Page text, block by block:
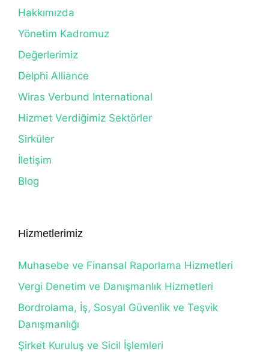
Hakkımızda
Yönetim Kadromuz
Değerlerimiz
Delphi Alliance
Wiras Verbund International
Hizmet Verdiğimiz Sektörler
Sirküler
İletişim
Blog
Hizmetlerimiz
Muhasebe ve Finansal Raporlama Hizmetleri
Vergi Denetim ve Danışmanlık Hizmetleri
Bordrolama, İş, Sosyal Güvenlik ve Teşvik
Danışmanlığı
Şirket Kuruluş ve Sicil İşlemleri